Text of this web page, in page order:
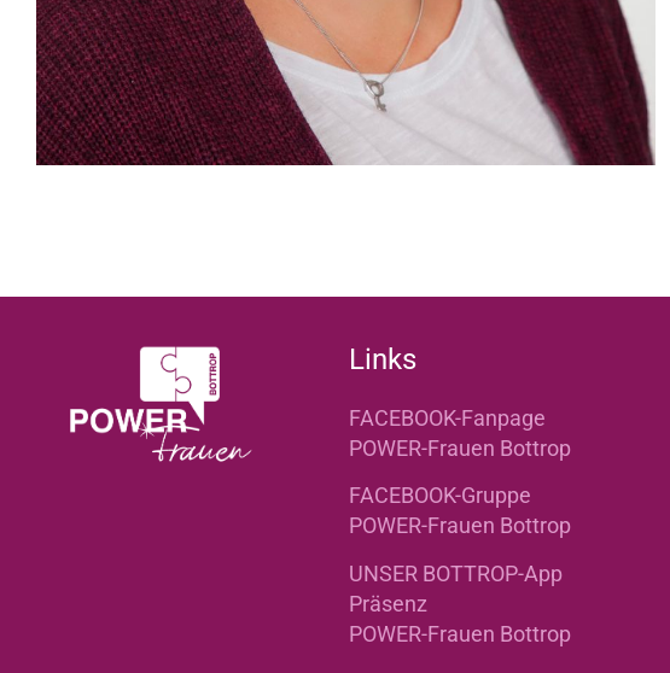
Links
FACEBOOK-Fanpage
POWER-Frauen Bottrop
FACEBOOK-Gruppe
POWER-Frauen Bottrop
UNSER BOTTROP-App
Präsenz
POWER-Frauen Bottrop